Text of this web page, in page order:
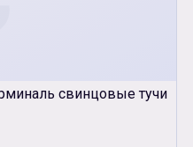
свинцовые тучи